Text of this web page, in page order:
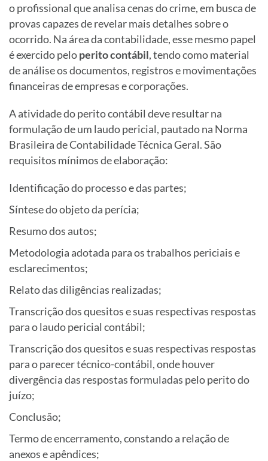
o profissional que analisa cenas do crime, em busca de
provas capazes de revelar mais detalhes sobre o
ocorrido. Na área da contabilidade, esse mesmo papel
é exercido peloperito contábil, tendo como material
de análise os documentos, registros e movimentações
financeiras de empresas e corporações.
A atividade do perito contábil deve resultar na
formulação de um laudo pericial, pautado na Norma
Brasileira de Contabilidade Técnica Geral. São
requisitos mínimos de elaboração:
Identificação do processo e das partes;
Síntese do objeto da perícia;
Resumo dos autos;
Metodologia adotada para os trabalhos periciais e
esclarecimentos;
Relato das diligências realizadas;
Transcrição dos quesitos e suas respectivas respostas
para o laudo pericial contábil;
Transcrição dos quesitos e suas respectivas respostas
para o parecer técnico-contábil, onde houver
divergência das respostas formuladas pelo perito do
juízo;
Conclusão;
Termo de encerramento, constando a relação de
anexos e apêndices;